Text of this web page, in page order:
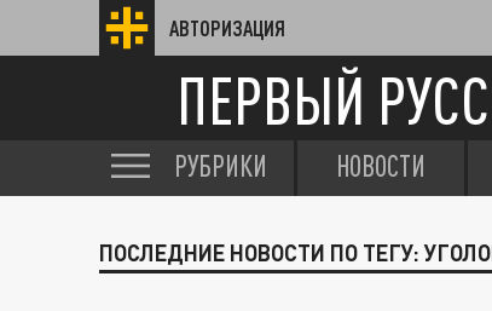
АВТОРИЗАЦИЯ
ПЕРВЫЙ
РУБРИКИ НОВОСТИ
ПОСЛЕДНИЕ НОВОСТИ ПО ТЕГУ: